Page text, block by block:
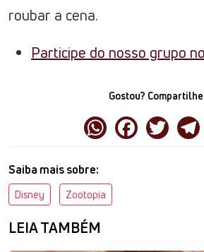
roubar a cena.
Participe do nosso grupo
Gostou?
Saiba mais sobre:
Disney Zootopia
LEIA TAMBÉM